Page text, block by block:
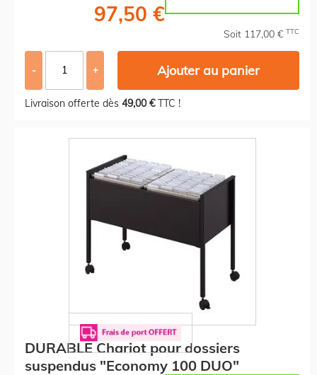
97,50 €
Soit 117,00 € TTC
- + Ajouter au panier
Livraison offerte dès 49,00 €TTC !
DURABLE Chariot pour dossiers
suspendus "Economy 100 DUO"